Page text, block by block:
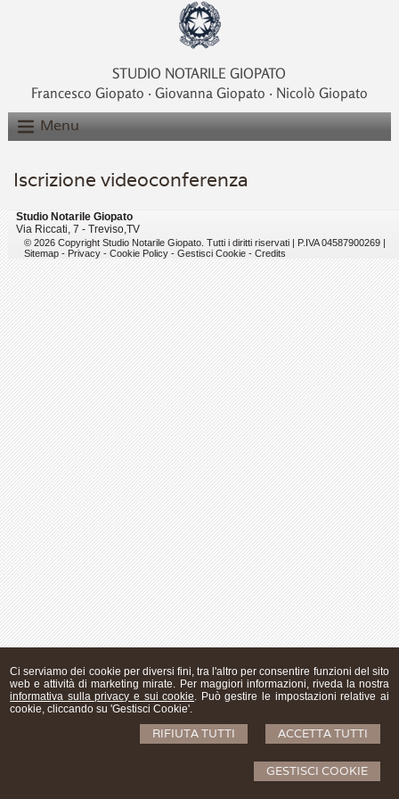
Ci serviamo dei cookie per diversi fini, tra l'altro per consentire funzioni del sito
web e attività di marketing mirate. Per maggiori informazioni, riveda la nostra
informativa sulla privacy e sui cookie. Può gestire le impostazioni relative ai
cookie, cliccando su 'Gestisci Cookie'.
ACCETTA TUTTI
RIFIUTA TUTTI
GESTISCI COOKIE
STUDIO NOTARILE GIOPATO
Francesco Giopato ‧ Giovanna Giopato ‧ Nicolò Giopato
Menu
Iscrizione videoconferenza
Studio Notarile Giopato
Via Riccati, 7 - Treviso,TV
© 2026 Copyright Studio Notarile Giopato. Tutti i diritti riservati | P.IVA 04587900269 |
Sitemap- Privacy- Cookie Policy- Gestisci Cookie- Credits